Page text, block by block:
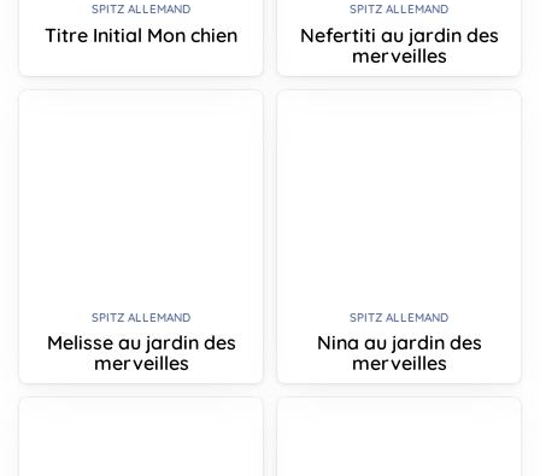
SPITZ ALLEMAND
Titre Initial Mon chien
SPITZ ALLEMAND
Nefertiti au jardin des
merveilles
SPITZ ALLEMAND
Melisse au jardin des
merveilles
SPITZ ALLEMAND
Nina au jardin des
merveilles